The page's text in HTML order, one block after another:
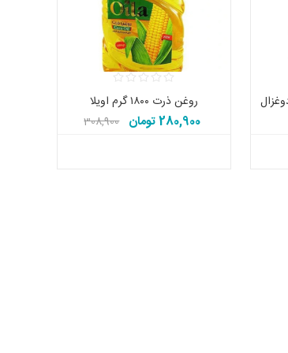
روغن ذرت ۱۸۰۰ گرم اویلا
280,900 تومان
308,900